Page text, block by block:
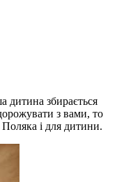
дитина збирається
з вами, то
і для дитини.